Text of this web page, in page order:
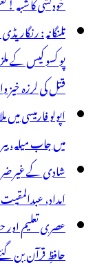
تلنگانہ :
قتل کی لرزہ
میں جاب میلہ،
امداد،
عصری تعلیم اور
حافظِ قرآن بن